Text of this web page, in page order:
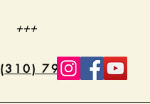
+++
(310) 796-6625